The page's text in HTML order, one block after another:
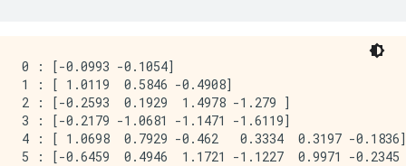
0 : [-0.0993 -0.1054]
1 : [ 1.0119  0.5846 -0.4908]
2 : [-0.2593  0.1929  1.4978 -1.279 ]
3 : [-0.2179 -1.0681 -1.1471 -1.6119]
4 : [ 1.0698  0.7929 -0.462   0.3334  0.3197 -0.1836]
5 : [-0.6459  0.4946  1.1721 -1.1227  0.9971 -